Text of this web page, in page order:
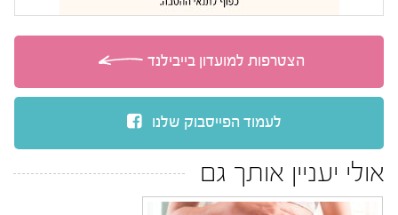
הצטרפות למועדון בייבילנד
לעמוד הפייסבוק שלנו
אולי יעניין אותך גם